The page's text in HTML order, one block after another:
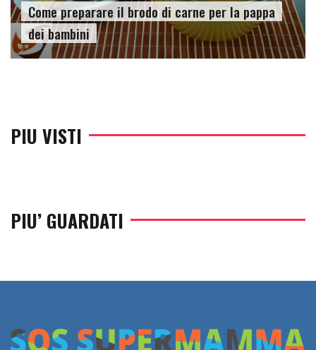
Come preparare il brodo di carne per la pappa
dei bambini
PIU VISTI
PIU’ GUARDATI